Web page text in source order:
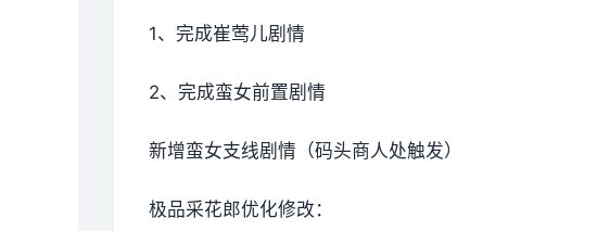
1、完成崔莺儿剧情
2、完成蛮女前置剧情
新增蛮女支线剧情（码头商人处触发）
极品采花郎优化修改：